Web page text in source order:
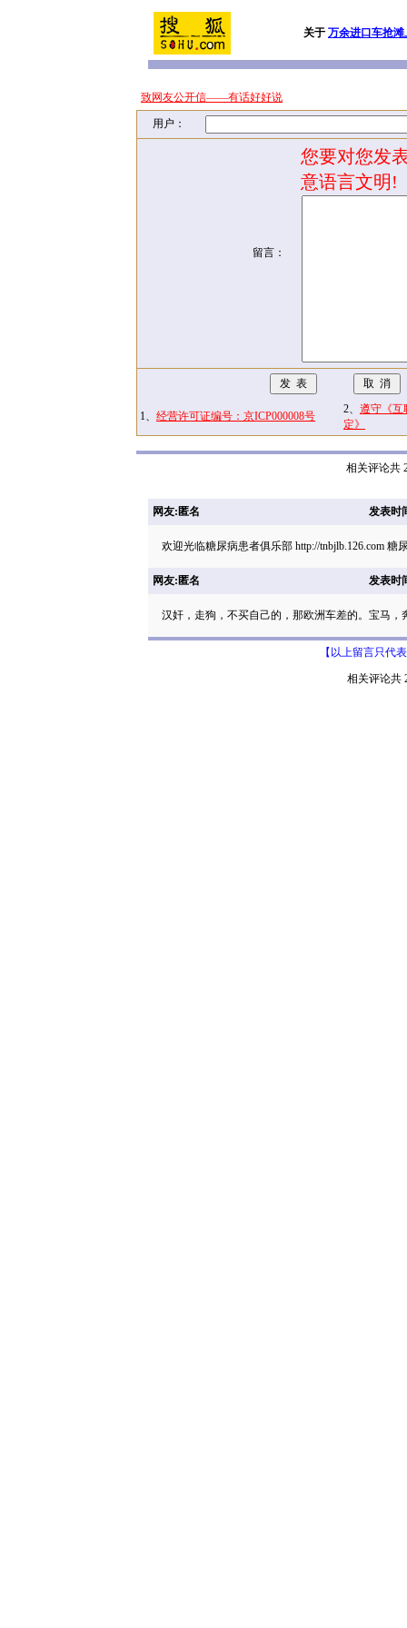
关于 万余进口车抢
致网友公开信——有话好好说
用户：
留言：
您要对您发
意语言文明!
1、 经营许可证编号：京ICP000008号
2、 遵守《互
定》
相关评论共
网友:匿名 发表时
欢迎光临糖尿病患者俱乐部 http://tnbjlb.126.com
网友:匿名 发表时
汉奸，走狗，不买自己的，那欧洲车差的。宝马
【以上留言只代
相关评论共